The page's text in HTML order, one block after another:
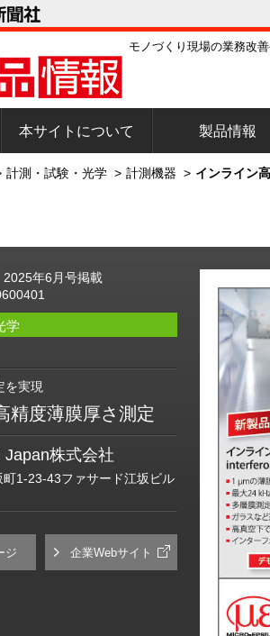
モノづくり現場の業務改
本サイトについて 製品情報
計測・試験・光学 > 計測機器 > インライン
2025年6月号掲載
学
を実現
精度薄膜厚さ測定
Japan株式会社
町1-23-43ファサード江坂ビル
ジ 企業Webサイト